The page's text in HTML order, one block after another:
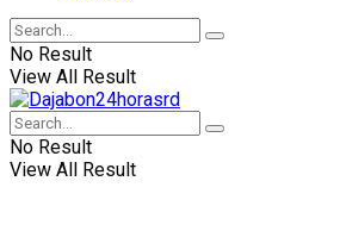
No Result
View All Result
No Result
View All Result